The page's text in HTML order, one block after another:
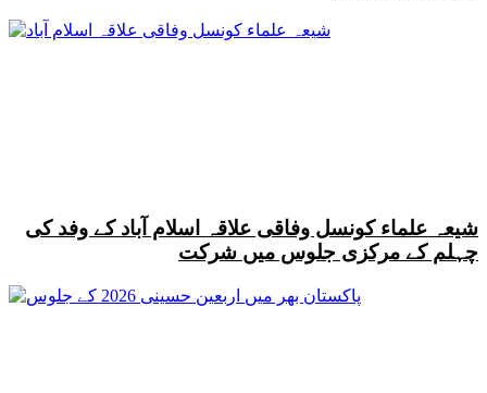
شیعہ علماء کونسل وفاقی علاقہ اسلام آباد کے وفد کی
چہلم کے مرکزی جلوس میں شرکت